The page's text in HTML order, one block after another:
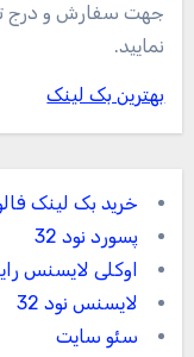
جهت سفارش و درج
نمایید.
بهترین بک لینک
خرید بک لینک
پسورد نود 32
اوکلی لایسنس
لایسنس نود 32
سئو سایت